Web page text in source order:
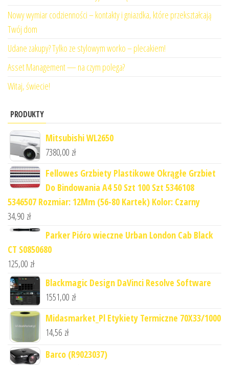
Nowy wymiar codzienności – kontakty i gniazdka, które przekształcają
Twój dom
Udane zakupy? Tylko ze stylowym worko – plecakiem!
Asset Management — na czym polega?
Witaj, świecie!
PRODUKTY
Mitsubishi WL2650
7380,00 zł
Fellowes Grzbiety Plastikowe Okrągłe Grzbiet
Do Bindowania A4 50 Szt 100 Szt 5346108
5346507 Rozmiar: 12Mm (56-80 Kartek) Kolor: Czarny
34,90 zł
Parker Pióro wieczne Urban London Cab Black
CT S0850680
125,00 zł
Blackmagic Design DaVinci Resolve Software
1551,00 zł
Midasmarket_Pl Etykiety Termiczne 70X33/1000
14,56 zł
Barco (R9023037)